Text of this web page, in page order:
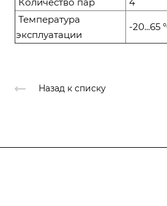
Температура
эксплуатации
-20...65
Назад к списку